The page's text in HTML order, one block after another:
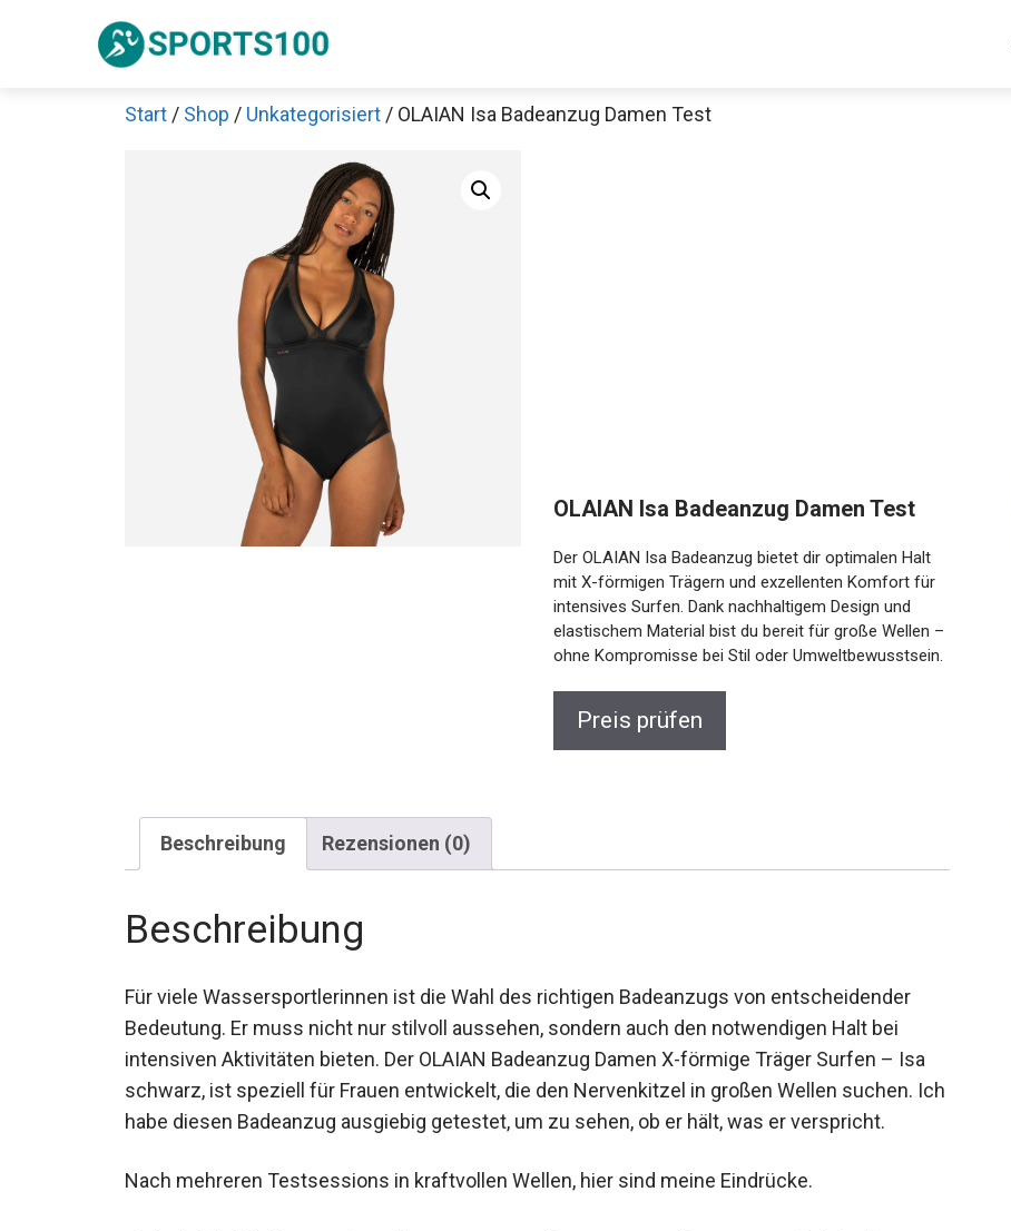
Start / Shop / Unkategorisiert / OLAIAN Isa Badeanzug Damen Test
OLAIAN Isa Badeanzug Damen Test
Der OLAIAN Isa Badeanzug bietet dir optimalen Halt
mit X-förmigen Trägern und exzellenten Komfort für
intensives Surfen. Dank nachhaltigem Design und
elastischem Material bist du bereit für große Wellen –
ohne Kompromisse bei Stil oder Umweltbewusstsein.
Preis prüfen
Beschreibung Rezensionen (0)
Beschreibung
Für viele Wassersportlerinnen ist die Wahl des richtigen Badeanzugs von entscheidender
Bedeutung. Er muss nicht nur stilvoll aussehen, sondern auch den notwendigen Halt bei
intensiven Aktivitäten bieten. Der OLAIAN Badeanzug Damen X-förmige Träger Surfen – Isa
schwarz, ist speziell für Frauen entwickelt, die den Nervenkitzel in großen Wellen suchen. Ich
habe diesen Badeanzug ausgiebig getestet, um zu sehen, ob er hält, was er verspricht.
Nach mehreren Testsessions in kraftvollen Wellen, hier sind meine Eindrücke.